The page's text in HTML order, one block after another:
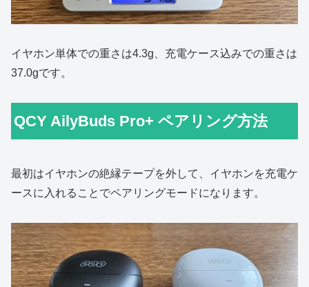
イヤホン単体での重さは4.3g、充電ケース込みでの重さは
37.0gです。
QCY AilyBuds Pro+ ペアリング方法
最初はイヤホンの絶縁テープを外して、イヤホンを充電ケ
ースに入れることでペアリングモードになります。